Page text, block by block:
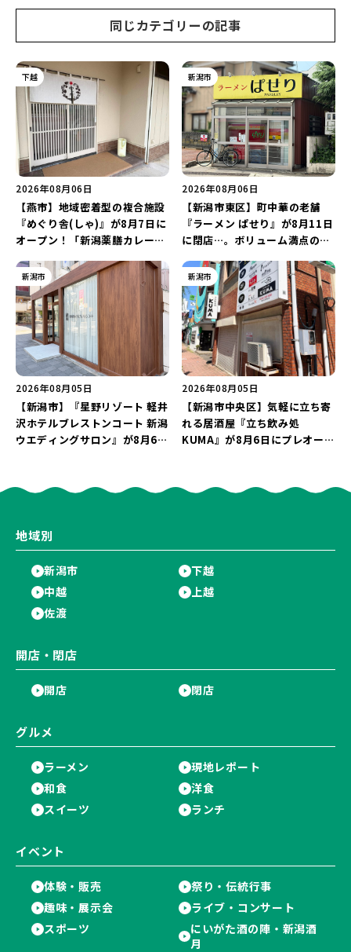
同じカテゴリーの記事
下越
2026年08月06日
【燕市】地域密着型の複合施設
『めぐり舎(しゃ)』が8月7日に
オープン！「新潟薬膳カレー
メニューや漆喰アートを楽しも
う♪
新潟市
2026年08月06日
【新潟市東区】町中華の老舗
『ラーメン ぱせり』が8月11日
に閉店…。ボリューム満点の名
新潟市
2026年08月05日
【新潟市】『星野リゾート 軽井
沢ホテルブレストンコート 新潟
ウエディングサロン』が8月6日
新潟市
2026年08月05日
【新潟市中央区】気軽に立ち寄
れる居酒屋『立ち飲み処
KUMA』が8月6日にプレオープ
♪
地域別
新潟市
下越
中越
上越
佐渡
開店・閉店
開店 閉店
グルメ
ラーメン
現地レポート
和食
洋食
スイーツ
ランチ
イベント
体験・販売
祭り・伝統行事
趣味・展示会
ライブ・コンサート
スポーツ
にいがた酒の陣・新潟酒
月